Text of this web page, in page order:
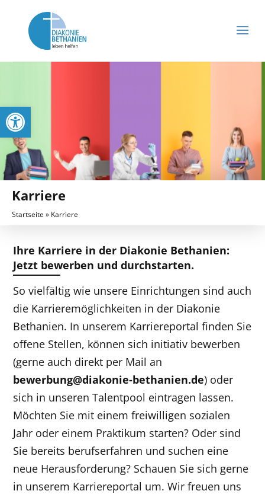
Werkzeugleiste öffnen
Karriere
Startseite » Karriere
Ihre Karriere in der Diakonie Bethanien:
Jetzt bewerben und durchstarten.
So vielfältig wie unsere Einrichtungen sind auch
die Karrieremöglichkeiten in der Diakonie
Bethanien. In unserem Karriereportal finden Sie
offene Stellen, können sich initiativ bewerben
(gerne auch direkt per Mail an
bewerbung@diakonie-bethanien.de) oder
sich in unseren Talentpool eintragen lassen.
Möchten Sie mit einem freiwilligen sozialen
Jahr oder einem Praktikum starten? Oder sind
Sie bereits berufserfahren und suchen eine
neue Herausforderung? Schauen Sie sich gerne
in unserem Karriereportal um. Wir freuen uns